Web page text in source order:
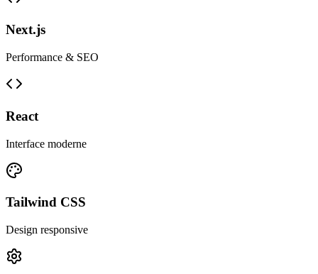
Next.js
Performance & SEO
React
Interface moderne
Tailwind CSS
Design responsive